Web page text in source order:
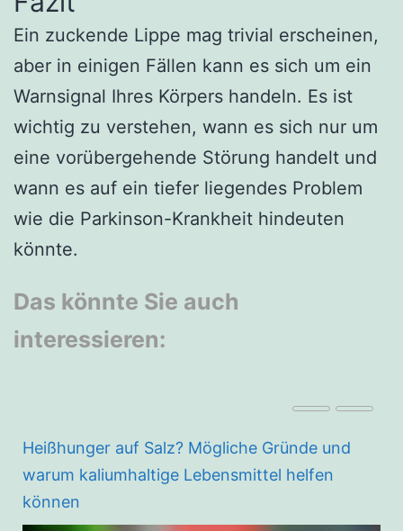
Ein zuckende Lippe mag trivial erscheinen,
aber in einigen Fällen kann es sich um ein
Warnsignal Ihres Körpers handeln. Es ist
wichtig zu verstehen, wann es sich nur um
eine vorübergehende Störung handelt und
wann es auf ein tiefer liegendes Problem
wie die Parkinson-Krankheit hindeuten
könnte.
Das könnte Sie auch
interessieren:
Heißhunger auf Salz? Mögliche Gründe und
warum kaliumhaltige Lebensmittel helfen
können